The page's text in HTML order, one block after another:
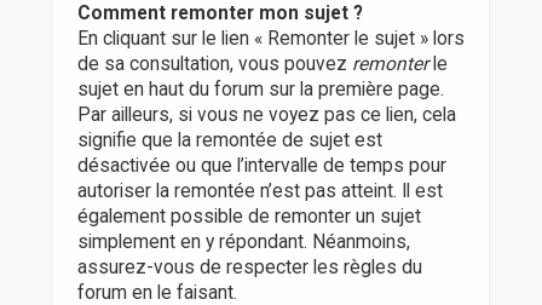
Comment remonter mon sujet ?
En cliquant sur le lien « Remonter le sujet » lors
de sa consultation, vous pouvez remonterle
sujet en haut du forum sur la première page.
Par ailleurs, si vous ne voyez pas ce lien, cela
signifie que la remontée de sujet est
désactivée ou que l’intervalle de temps pour
autoriser la remontée n’est pas atteint. Il est
également possible de remonter un sujet
simplement en y répondant. Néanmoins,
assurez-vous de respecter les règles du
forum en le faisant.